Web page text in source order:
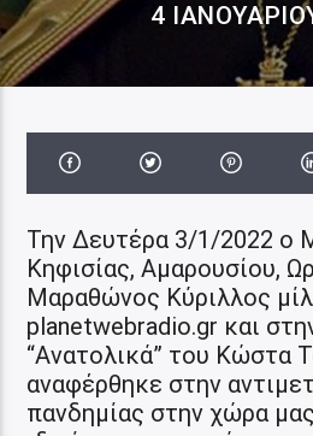
4
Την Δευτέρα 3/1/2022 ο
Κηφισίας, Αμαρουσίου,
Μαραθώνος Κύριλλος
planetwebradio.gr και
“Ανατολικά” του Κώστα
αναφέρθηκε στην
πανδημίας στην χώρα